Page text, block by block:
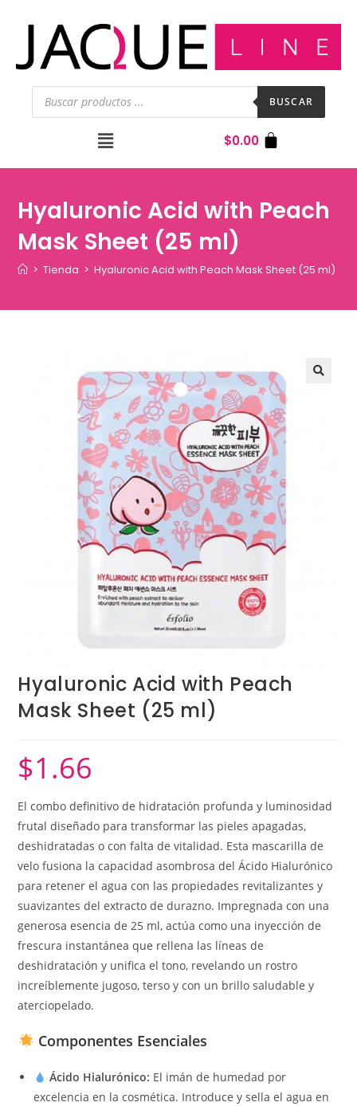
BUSCAR
$0.00
Hyaluronic Acid with Peach
Mask Sheet (25 ml)
> Tienda > Hyaluronic Acid with Peach Mask Sheet (25 ml)
Hyaluronic Acid with Peach
Mask Sheet (25 ml)
$1.66
El combo definitivo de hidratación profunda y luminosidad
frutal diseñado para transformar las pieles apagadas,
deshidratadas o con falta de vitalidad. Esta mascarilla de
velo fusiona la capacidad asombrosa del Ácido Hialurónico
para retener el agua con las propiedades revitalizantes y
suavizantes del extracto de durazno. Impregnada con una
generosa esencia de 25 ml, actúa como una inyección de
frescura instantánea que rellena las líneas de
deshidratación y unifica el tono, revelando un rostro
increíblemente jugoso, terso y con un brillo saludable y
aterciopelado.
Componentes Esenciales
Ácido Hialurónico: El imán de humedad por
excelencia en la cosmética. Introduce y sella el agua en